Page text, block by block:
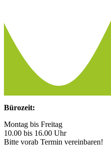
Bürozeit:
Montag bis Freitag
10.00 bis 16.00 Uhr
Bitte vorab Termin vereinbaren!